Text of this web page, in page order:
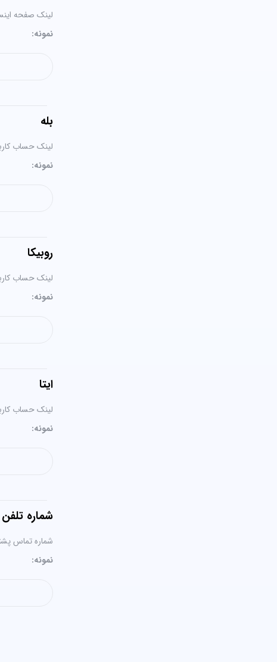
لینک صفحه
نمونه:
بله
لینک حساب
نمونه:
روبیکا
لینک حساب
نمونه:
ایتا
لینک حساب
نمونه:
شماره تلفن
شماره تماس
نمونه: